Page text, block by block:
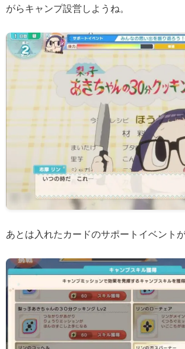
がらキャンプ設営しようね。
あとは入れたカードのサポートイベントが